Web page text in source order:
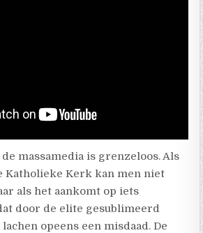
massamedia is grenzeloos. Als
Katholieke Kerk kan men niet
als het aankomt op iets
door de elite gesublimeerd
opeens een misdaad. De